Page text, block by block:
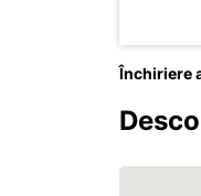
Închiriere